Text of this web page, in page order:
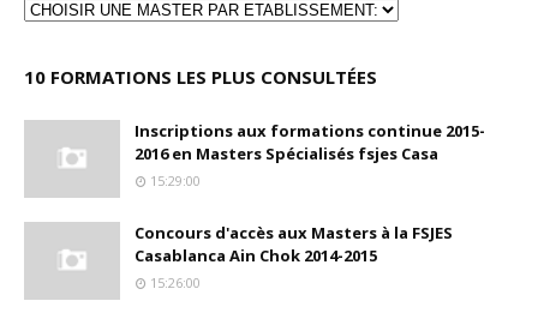
10 FORMATIONS LES PLUS CONSULTÉES
Inscriptions aux formations continue 2015-
2016 en Masters Spécialisés fsjes Casa
15:29:00
Concours d'accès aux Masters à la FSJES
Casablanca Ain Chok 2014-2015
15:26:00